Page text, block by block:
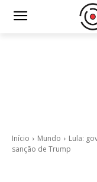
Início Mundo
Lula:
sanção de Trump